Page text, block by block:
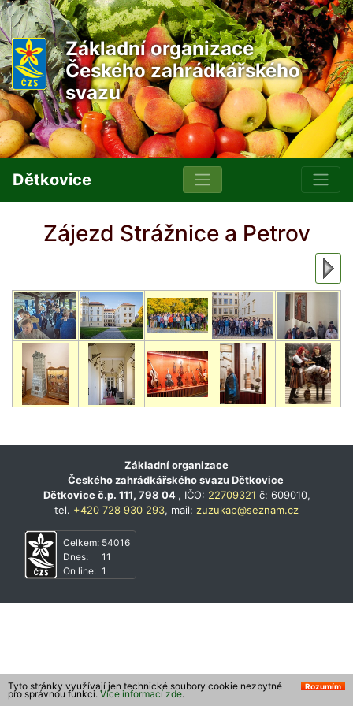
Základní organizace
Českého zahrádkářského
svazu
Dětkovice
Zájezd Strážnice a Petrov
Základní organizace
Českého zahrádkářského svazu Dětkovice
Dětkovice č.p. 111, 798 04 , IČO: 22709321 č: 609010,
tel. +420 728 930 293, mail: zuzukap@seznam.cz
Celkem:
Dnes:
On line:
54016
11
1
Rozumím
Tyto stránky využívají jen technické soubory cookie nezbytné
pro správnou funkci. Více informací zde.